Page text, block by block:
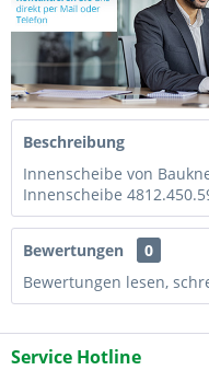
Beschreibung
Innenscheibe von
Innenscheibe
Bewertungen
0
Bewertungen lesen,
Service Hotline